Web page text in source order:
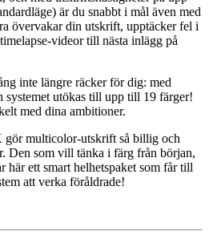
är du snabbt i mål även med
övervakar din utskrift, upptäcker fel i
videor till nästa inlägg på
inte längre räcker för dig: med
utökas till upp till 19 färger!
med dina ambitioner.
multicolor-utskrift så billig och
Den som vill tänka i färg från början,
här ett smart helhetspaket som får till
att verka föråldrade!